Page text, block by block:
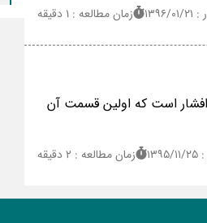
۲۱ زمان مطالعه : 1 دقیقه
افشار است که اولین قسمت آن
زمان مطالعه : 2 دقیقه